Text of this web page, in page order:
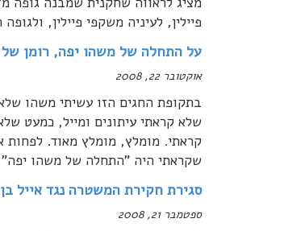
פיילין, לעיניה משקפי פיילין,
על התחלה של משהו יפה, רומן של
אוקטובר 22, 2008
בתקופת החגים הזו עשיתי משהו
שלא קראתי עיתונים ומייל, כמעט
קראתי. מומלץ, מומלץ מאוד.
שקראתי היה "התחלה של משהו
סגירת חקירת המשטרה נגד אייל
ספטמבר 21, 2008